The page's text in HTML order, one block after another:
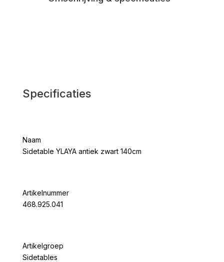
Specificaties
Naam
Sidetable YLAYA antiek zwart 140cm
Artikelnummer
468.925.041
Artikelgroep
Sidetables